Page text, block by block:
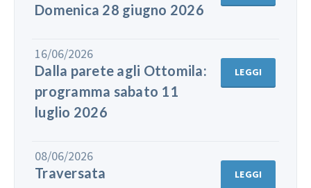
Domenica 28 giugno 2026
16/06/2026
Dalla parete agli Ottomila:
programma sabato 11
luglio 2026
LEGGI
08/06/2026
Traversata
LEGGI